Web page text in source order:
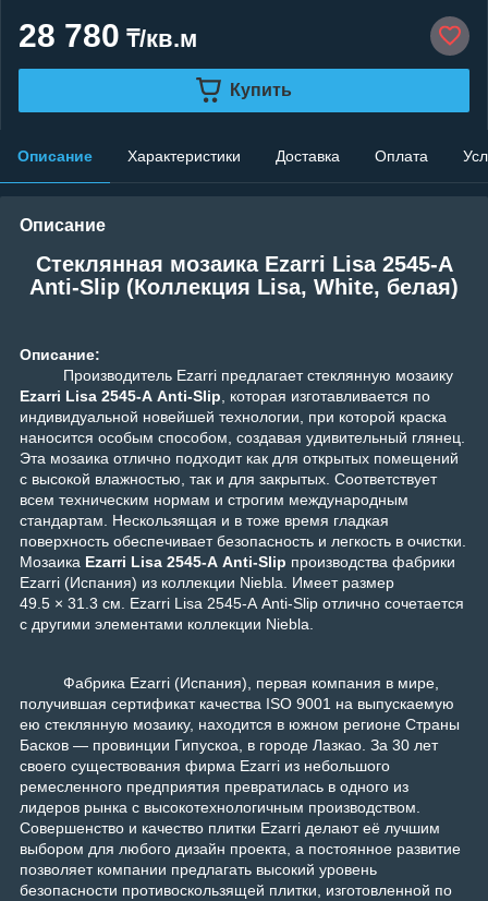
28 780 ₸/кв.м
Купить
Описание Характеристики Доставка Оплата
Описание
Стеклянная мозаика Ezarri Lisa 2545-А
Anti-Slip (Коллекция Lisa, White, белая)
Описание:
Производитель Ezarri предлагает стеклянную мозаику
Ezarri Lisa 2545-А Anti-Slip, которая изготавливается по
индивидуальной новейшей технологии, при которой краска
наносится особым способом, создавая удивительный глянец.
Эта мозаика отлично подходит как для открытых помещений
с высокой влажностью, так и для закрытых. Соответствует
всем техническим нормам и строгим международным
стандартам. Нескользящая и в тоже время гладкая
поверхность обеспечивает безопасность и легкость в очистки.
Мозаика Ezarri Lisa 2545-А Anti-Slip производства фабрики
Ezarri (Испания) из коллекции Niebla. Имеет размер
49.5 × 31.3 см. Ezarri Lisa 2545-А Anti-Slip отлично сочетается
с другими элементами коллекции Niebla.
Фабрика Ezarri (Испания), первая компания в мире,
получившая сертификат качества ISO 9001 на выпускаемую
ею стеклянную мозаику, находится в южном регионе Страны
Басков — провинции Гипускоа, в городе Лазкао. За 30 лет
своего существования фирма Ezarri из небольшого
ремесленного предприятия превратилась в одного из
лидеров рынка с высокотехнологичным производством.
Совершенство и качество плитки Ezarri делают её лучшим
выбором для любого дизайн проекта, а постоянное развитие
позволяет компании предлагать высокий уровень
безопасности противоскользящей плитки, изготовленной по